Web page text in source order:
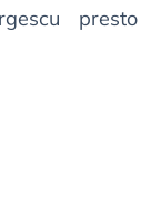
presto